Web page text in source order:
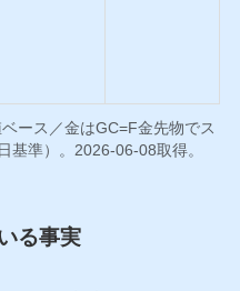
ース／金はGC=F金先物でス
基準）。2026-06-08取得。
る事実